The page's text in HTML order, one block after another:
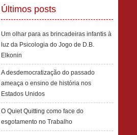
Últimos posts
Um olhar para as brincadeiras infantis à
luz da Psicologia do Jogo de D.B.
Elkonin
A desdemocratização do passado
ameaça o ensino de história nos
Estados Unidos
O Quiet Quitting como face do
esgotamento no Trabalho